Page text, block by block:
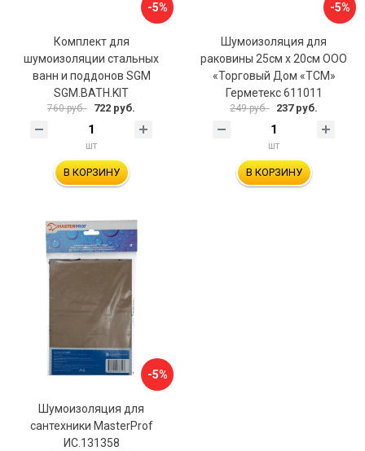
-5%
Комплект для
шумоизоляции стальных
ванн и поддонов SGM
SGM.BATH.KIT
760 руб. 722 руб.
шт
В КОРЗИНУ
-5%
Шумоизоляция для
раковины 25см х 20см ООО
«Торговый Дом «ТСМ»
Герметекс 611011
249 руб. 237 руб.
шт
В КОРЗИНУ
-5%
Шумоизоляция для
сантехники MasterProf
ИС.131358